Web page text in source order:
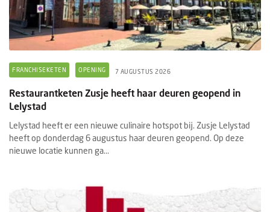
FRANCHISEKETEN OPENING 7 AUGUSTUS 2026
Restaurantketen Zusje heeft haar deuren geopend in
Lelystad
Lelystad heeft er een nieuwe culinaire hotspot bij. Zusje Lelystad
heeft op donderdag 6 augustus haar deuren geopend. Op deze
nieuwe locatie kunnen ga...